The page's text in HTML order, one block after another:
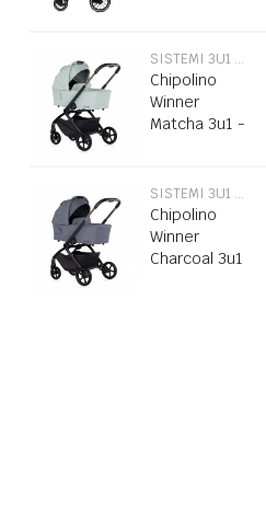
SISTEMI 3U1 I 2U1
Chipolino
Winner
Matcha 3u1 -
sedištem
SISTEMI 3U1 I 2U1
Chipolino
Winner
Charcoal 3u1